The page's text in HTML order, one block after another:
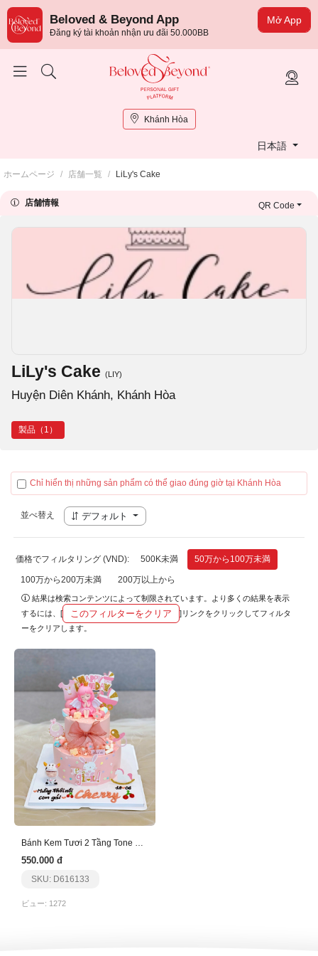
Mở App
Beloved & Beyond App
Đăng ký tài khoản nhận ưu đãi 50.000BB
Khánh Hòa
日本語
ホームページ / 店舗一覧 / LiLy's Cake
店舗情報 QR Code
LiLy's Cake (LIY)
Huyện Diên Khánh, Khánh Hòa
製品（1）
Chỉ hiển thị những sản phẩm có thể giao đúng giờ tại Khánh Hòa
並べ替え デフォルト
価格でフィルタリング (VND): 500K未満 50万から100万未満
100万から200万未満 200万以上から
結果は検索コンテンツによって制限されています。より多くの結果を表示
するには、[
このフィルターをクリア
]リンクをクリックしてフィルタ
ーをクリアします。
Bánh Kem Tươi 2 Tầng Tone Hồng
550.000 đ
SKU: D616133
ビュー: 1272